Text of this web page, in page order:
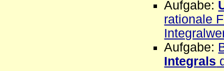
Aufgabe:
rationale
Aufgabe:
Integrals